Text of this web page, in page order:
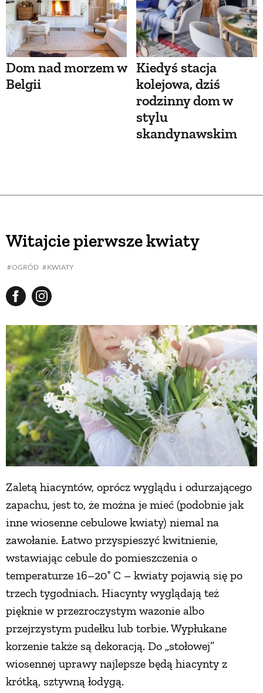
Dom nad morzem w
Belgii
Kiedyś stacja
kolejowa, dziś
rodzinny dom w
stylu
skandynawskim
Witajcie pierwsze kwiaty
OGRÓD KWIATY
Zaletą hiacyntów, oprócz wyglądu i odurzającego
zapachu, jest to, że można je mieć (podobnie jak
inne wiosenne cebulowe kwiaty) niemal na
zawołanie. Łatwo przyspieszyć kwitnienie,
wstawiając cebule do pomieszczenia o
temperaturze 16–20˚ C – kwiaty pojawią się po
trzech tygodniach. Hiacynty wyglądają też
pięknie w przezroczystym wazonie albo
przejrzystym pudełku lub torbie. Wypłukane
korzenie także są dekoracją. Do „stołowej”
wiosennej uprawy najlepsze będą hiacynty z
krótką, sztywną łodygą.